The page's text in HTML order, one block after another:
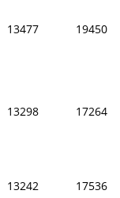
13477 19450
13298 17264
13242
17536